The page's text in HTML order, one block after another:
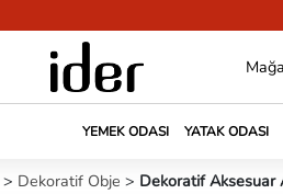
YEMEK ODASI YATAK ODASI
> Dekoratif Obje > Dekoratif Aksesuar